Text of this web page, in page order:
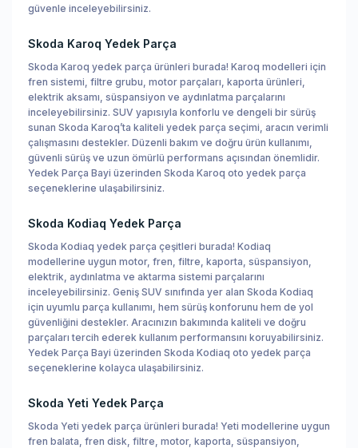
güvenle inceleyebilirsiniz.
Skoda Karoq Yedek Parça
Skoda Karoq yedek parça ürünleri burada! Karoq modelleri için
fren sistemi, filtre grubu, motor parçaları, kaporta ürünleri,
elektrik aksamı, süspansiyon ve aydınlatma parçalarını
inceleyebilirsiniz. SUV yapısıyla konforlu ve dengeli bir sürüş
sunan Skoda Karoq’ta kaliteli yedek parça seçimi, aracın verimli
çalışmasını destekler. Düzenli bakım ve doğru ürün kullanımı,
güvenli sürüş ve uzun ömürlü performans açısından önemlidir.
Yedek Parça Bayi üzerinden Skoda Karoq oto yedek parça
seçeneklerine ulaşabilirsiniz.
Skoda Kodiaq Yedek Parça
Skoda Kodiaq yedek parça çeşitleri burada! Kodiaq
modellerine uygun motor, fren, filtre, kaporta, süspansiyon,
elektrik, aydınlatma ve aktarma sistemi parçalarını
inceleyebilirsiniz. Geniş SUV sınıfında yer alan Skoda Kodiaq
için uyumlu parça kullanımı, hem sürüş konforunu hem de yol
güvenliğini destekler. Aracınızın bakımında kaliteli ve doğru
parçaları tercih ederek kullanım performansını koruyabilirsiniz.
Yedek Parça Bayi üzerinden Skoda Kodiaq oto yedek parça
seçeneklerine kolayca ulaşabilirsiniz.
Skoda Yeti Yedek Parça
Skoda Yeti yedek parça ürünleri burada! Yeti modellerine uygun
fren balata, fren disk, filtre, motor, kaporta, süspansiyon,